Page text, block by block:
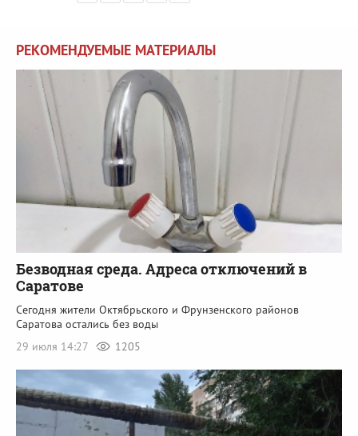
РЕКОМЕНДУЕМЫЕ МАТЕРИАЛЫ
Безводная среда. Адреса отключений в
Саратове
Сегодня жители Октябрьского и Фрунзенского районов
Саратова остались без воды
29 июля 14:27
1205